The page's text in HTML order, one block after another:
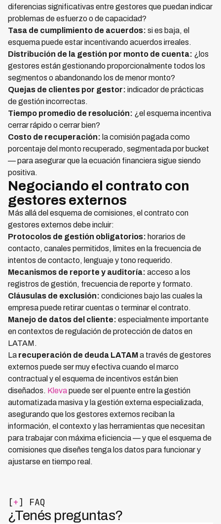
diferencias significativas entre gestores que puedan indicar
problemas de esfuerzo o de capacidad?
Tasa de cumplimiento de acuerdos: si es baja, el
esquema puede estar incentivando acuerdos irreales.
Distribución de la gestión por monto de cuenta: ¿los
gestores están gestionando proporcionalmente todos los
segmentos o abandonando los de menor monto?
Quejas de clientes por gestor: indicador de prácticas
de gestión incorrectas.
Tiempo promedio de resolución: ¿el esquema incentiva
cerrar rápido o cerrar bien?
Costo de recuperación: la comisión pagada como
porcentaje del monto recuperado, segmentada por bucket
— para asegurar que la ecuación financiera sigue siendo
positiva.
Negociando el contrato con
gestores externos
Más allá del esquema de comisiones, el contrato con
gestores externos debe incluir:
Protocolos de gestión obligatorios: horarios de
contacto, canales permitidos, límites en la frecuencia de
intentos de contacto, lenguaje y tono requerido.
Mecanismos de reporte y auditoría: acceso a los
registros de gestión, frecuencia de reporte y formato.
Cláusulas de exclusión: condiciones bajo las cuales la
empresa puede retirar cuentas o terminar el contrato.
Manejo de datos del cliente: especialmente importante
en contextos de regulación de protección de datos en
LATAM.
La recuperación de deuda LATAMa través de gestores
externos puede ser muy efectiva cuando el marco
contractual y el esquema de incentivos están bien
diseñados. Klevapuede ser el puente entre la gestión
automatizada masiva y la gestión externa especializada,
asegurando que los gestores externos reciban la
información, el contexto y las herramientas que necesitan
para trabajar con máxima eficiencia — y que el esquema de
comisiones que diseñes tenga los datos para funcionar y
ajustarse en tiempo real.
[+] FAQ
¿Tenés preguntas?